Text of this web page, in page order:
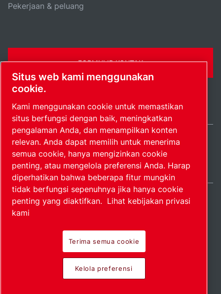
Pekerjaan & peluang
FORMULIR KONTAK
Peta situsKelola preferensi© 2026 Hak Cipta.
Indonesia / IN
Produk perintis.
Diterapkan dengan
penuh gairah.
Situs web kami menggunakan
cookie.
Kami menggunakan cookie untuk memastikan
situs berfungsi dengan baik, meningkatkan
pengalaman Anda, dan menampilkan konten
relevan. Anda dapat memilih untuk menerima
semua cookie, hanya mengizinkan cookie
penting, atau mengelola preferensi Anda. Harap
diperhatikan bahwa beberapa fitur mungkin
tidak berfungsi sepenuhnya jika hanya cookie
penting yang diaktifkan. Lihat kebijakan privasi
kami
Terima semua cookie
Kelola preferensi